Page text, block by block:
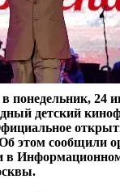
24
детский
этом сообщили
в